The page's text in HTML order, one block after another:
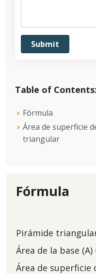
Table of Contents:
Fórmula
Área de superficie
triangular
Fórmula
Pirámide
Área de la base
Área de superficie